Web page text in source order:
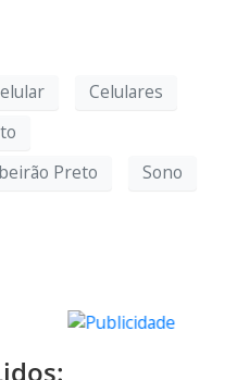
Celulares
Preto
Sono